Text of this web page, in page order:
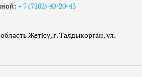
+ 7 (7282) 40-20-43
Жетісу, г. Талдыкорган, ул.